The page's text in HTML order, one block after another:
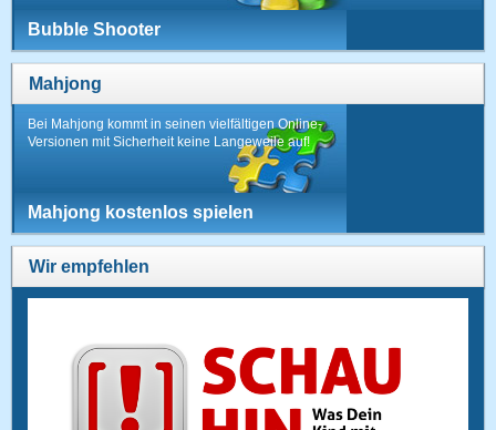
Bubble Shooter
Mahjong
Bei Mahjong kommt in seinen vielfältigen Online-
Versionen mit Sicherheit keine Langeweile auf!
Mahjong kostenlos spielen
Wir empfehlen